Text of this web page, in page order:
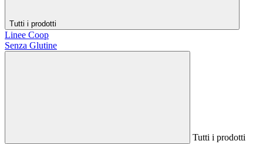
Tutti i prodotti
Linee Coop
Senza Glutine
Tutti i prodotti